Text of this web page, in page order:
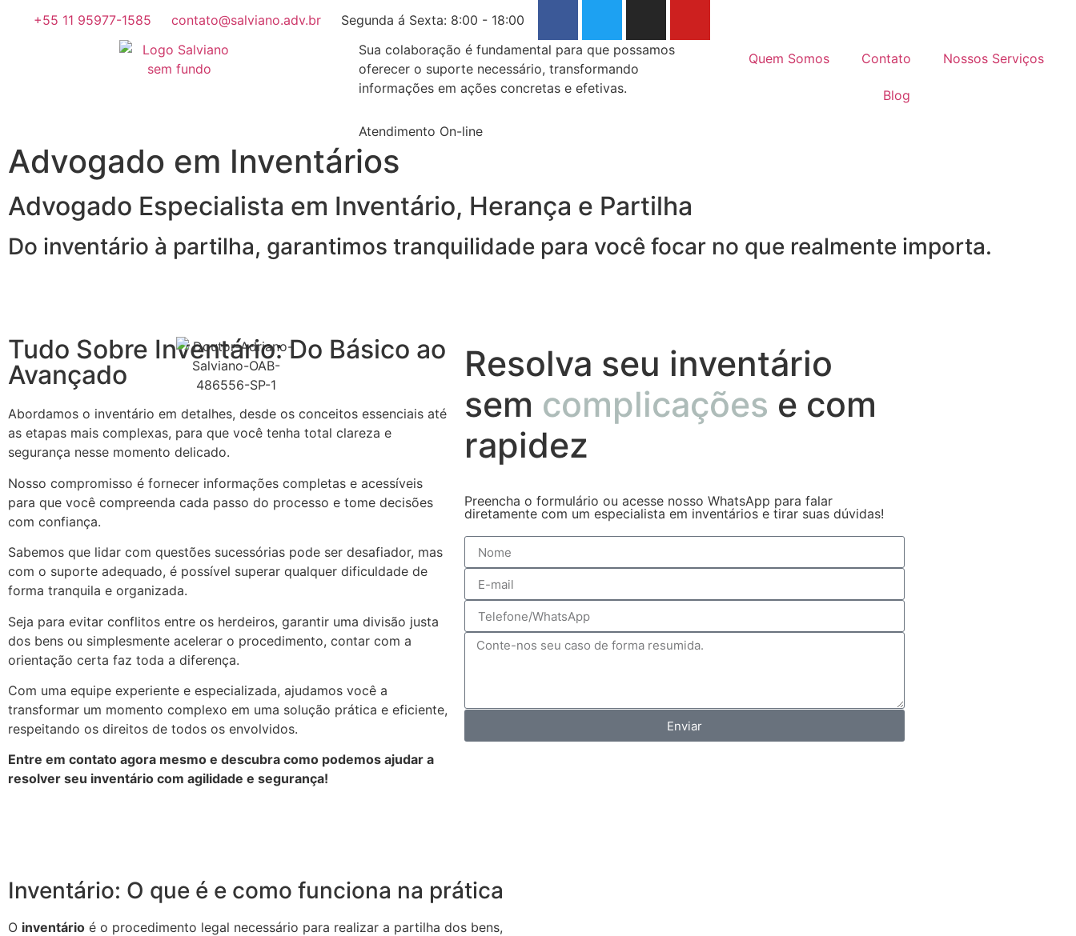
+55 11 95977-1585 contato@salviano.adv.br
Segunda á Sexta: 8:00 - 18:00
Sua colaboração é fundamental para que possamos
oferecer o suporte necessário, transformando
informações em ações concretas e efetivas.
Atendimento On-line
Quem Somos Contato Nossos Serviços
Blog
Advogado em Inventários
Advogado Especialista em Inventário, Herança e Partilha
Do inventário à partilha, garantimos tranquilidade para você focar no que realmente importa.
Tudo Sobre Inventário: Do Básico ao
Avançado
Abordamos o inventário em detalhes, desde os conceitos essenciais até
as etapas mais complexas, para que você tenha total clareza e
segurança nesse momento delicado.
Nosso compromisso é fornecer informações completas e acessíveis
para que você compreenda cada passo do processo e tome decisões
com confiança.
Sabemos que lidar com questões sucessórias pode ser desafiador, mas
com o suporte adequado, é possível superar qualquer dificuldade de
forma tranquila e organizada.
Seja para evitar conflitos entre os herdeiros, garantir uma divisão justa
dos bens ou simplesmente acelerar o procedimento, contar com a
orientação certa faz toda a diferença.
Com uma equipe experiente e especializada, ajudamos você a
transformar um momento complexo em uma solução prática e eficiente,
respeitando os direitos de todos os envolvidos.
Entre em contato agora mesmo e descubra como podemos ajudar a
resolver seu inventário com agilidade e segurança!
Resolva seu inventário
sem complicações e com
rapidez
Preencha o formulário ou acesse nosso WhatsApp para falar
diretamente com um especialista em inventários e tirar suas dúvidas!
Enviar
Inventário: O que é e como funciona na prática
O inventário é o procedimento legal necessário para realizar a partilha dos bens,